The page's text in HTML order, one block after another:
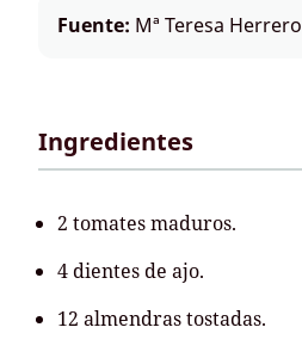
Fuente: Mª Teresa Herrero
Ingredientes
2 tomates maduros.
4 dientes de ajo.
12 almendras tostadas.